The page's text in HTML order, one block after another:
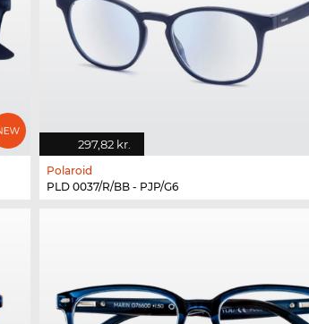
297,82 kr.
Polaroid
PLD 0037/R/BB - PJP/G6